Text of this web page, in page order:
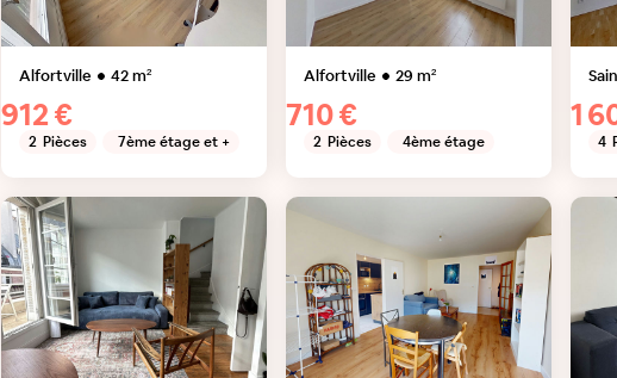
Alfortville 42m²
912 €
2 Pièces 7ème étage et +
Alfortville 29 m²
710 €
2 Pièces 4ème étage
1
4